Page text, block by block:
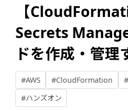
【
Secrets
ドを作成・管理
#AWS #CloudFormation
#ハンズオン